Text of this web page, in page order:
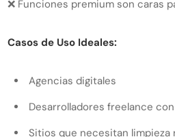
❌ Funciones premium son caras
Casos de Uso Ideales:
Agencias digitales
Desarrolladores freelance
Sitios que necesitan limpieza